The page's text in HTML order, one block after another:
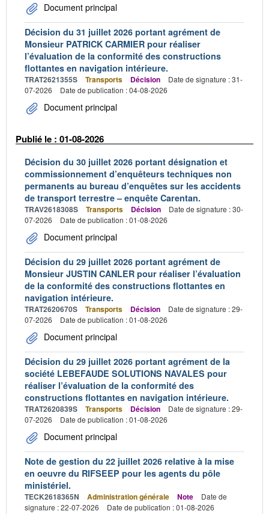
Document principal
Décision du 31 juillet 2026 portant agrément de
Monsieur PATRICK CARMIER pour réaliser
l’évaluation de la conformité des constructions
flottantes en navigation intérieure.
TRAT2621355S Transports Décision
Date de signature : 31-
07-2026
Date de publication : 04-08-2026
Document principal
Publié le : 01-08-2026
Décision du 30 juillet 2026 portant désignation et
commissionnement d’enquêteurs techniques non
permanents au bureau d’enquêtes sur les accidents
de transport terrestre – enquête Carentan.
TRAV2618308S Transports Décision
Date de signature : 30-
07-2026
Date de publication : 01-08-2026
Document principal
Décision du 29 juillet 2026 portant agrément de
Monsieur JUSTIN CANLER pour réaliser l’évaluation
de la conformité des constructions flottantes en
navigation intérieure.
TRAT2620670S Transports Décision
Date de signature : 29-
07-2026
Date de publication : 01-08-2026
Document principal
Décision du 29 juillet 2026 portant agrément de la
société LEBEFAUDE SOLUTIONS NAVALES pour
réaliser l’évaluation de la conformité des
constructions flottantes en navigation intérieure.
TRAT2620839S Transports Décision
Date de signature : 29-
07-2026
Date de publication : 01-08-2026
Document principal
Note de gestion du 22 juillet 2026 relative à la mise
en oeuvre du RIFSEEP pour les agents du pôle
ministériel.
TECK2618365N Administration générale Note
Date de
signature : 22-07-2026
Date de publication : 01-08-2026